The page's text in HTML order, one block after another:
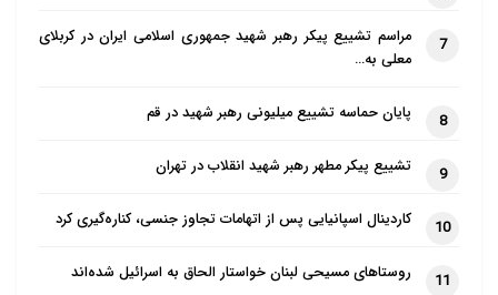
7
مراسم تشییع پیکر رهبر شهید جمهوری اسلامی ایران در کربلای
معلی به…
8 پایان حماسه تشییع میلیونی رهبر شهید در قم
9 تشییع پیکر مطهر رهبر شهید انقلاب در تهران
10 کاردینال اسپانیایی پس از اتهامات تجاوز جنسی، کناره‌گیری کرد
11 روستاهای مسیحی لبنان خواستار الحاق به اسرائیل شده‌اند